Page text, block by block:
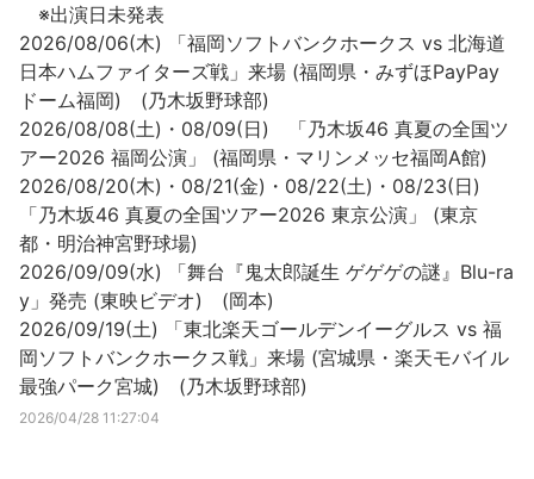
※出演日未発表
2026/08/06(木) 「福岡ソフトバンクホークス vs 北海道
日本ハムファイターズ戦」来場 (福岡県・みずほPayPay
ドーム福岡) (乃木坂野球部)
2026/08/08(土)・08/09(日) 「乃木坂46 真夏の全国ツ
アー2026 福岡公演」 (福岡県・マリンメッセ福岡A館)
2026/08/20(木)・08/21(金)・08/22(土)・08/23(日)
「乃木坂46 真夏の全国ツアー2026 東京公演」 (東京
都・明治神宮野球場)
2026/09/09(水) 「舞台『鬼太郎誕生 ゲゲゲの謎』Blu-ra
y」発売 (東映ビデオ) (岡本)
2026/09/19(土) 「東北楽天ゴールデンイーグルス vs 福
岡ソフトバンクホークス戦」来場 (宮城県・楽天モバイル
最強パーク宮城) (乃木坂野球部)
2026/04/28 11:27:04